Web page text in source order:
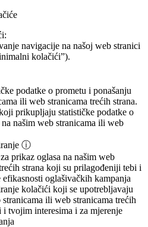
navigacije na našoj web stranici
kolačići”).
podatke o prometu i ponašanju
ili web stranicama trećih strana.
prikupljaju statističke podatke o
našim web stranicama ili web
ⓘ
prikaz oglasa na našim web
strana koji su prilagođeniji tebi i
oglašivačkih kampanja
kolačići koji se upotrebljavaju
ili web stranicama trećih
tvojim interesima i za mjerenje